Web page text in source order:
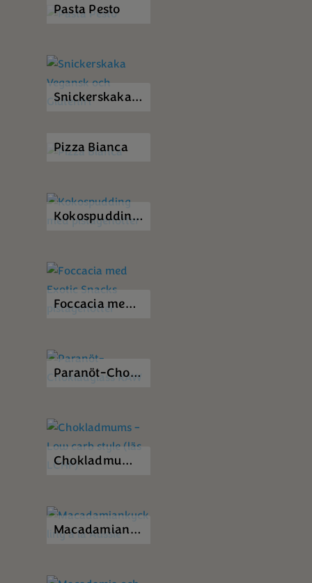
Pasta Pesto
Snickerskaka Vegansk och Glutenfri
Pizza Bianca
Kokospudding med pistagenötter
Foccacia med Exotic Snacks pistagenötter
Paranöt-Chokladglass RAW
Chokladmums – Low carb style (läs LCHF)
Macadamiankyckling á la Aussie